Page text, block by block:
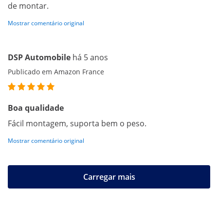
de montar.
Mostrar comentário original
DSP Automobile há 5 anos
Publicado em Amazon France
Boa qualidade
Fácil montagem, suporta bem o peso.
Mostrar comentário original
Carregar mais